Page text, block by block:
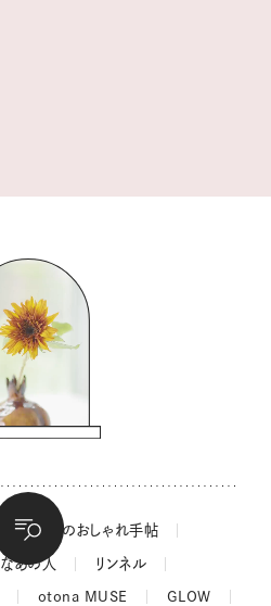
ンプ通信
なゆるり旅
ゴコロ
れ様つまみ
ット
大人のおしゃれ手帖
あの人 リンネル
otona MUSE GLOW